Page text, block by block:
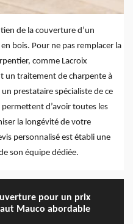
de la couverture d’un
bois. Pour ne pas remplacer la
comme Lacroix
un traitement de charpente à
prestataire spécialiste de ce
d’avoir toutes les
la longévité de votre
personnalisé est établi une
son équipe dédiée.
pour un prix
Mauco abordable